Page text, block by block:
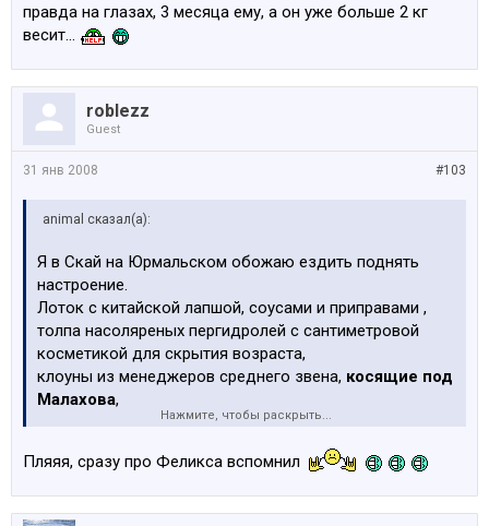
правда на глазах, 3 месяца ему, а он уже больше 2 кг
весит...
roblezz
Guest
#103
31 янв 2008
animal сказал(а):
Я в Скай на Юрмальском обожаю ездить поднять
настроение.
Лоток с китайской лапшой, соусами и приправами ,
толпа насоляреных пергидролей с сантиметровой
косметикой для скрытия возраста,
клоуны из менеджеров среднего звена, косящие под
Малахова,
папики шириной с проход между лотками,
приятная стоянка у магазина, то киа выставят, то
ссанйонг.
Хороший магазинчик
Нажмите, чтобы раскрыть...
Пляяя, сразу про Феликса вспомнил